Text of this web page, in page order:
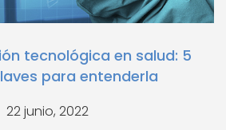
tecnológica en salud: 5
para entenderla
22 junio, 2022